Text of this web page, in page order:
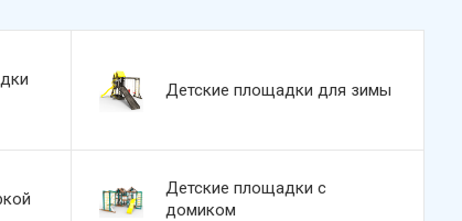
Детские площадки для зимы
Детские площадки с
домиком